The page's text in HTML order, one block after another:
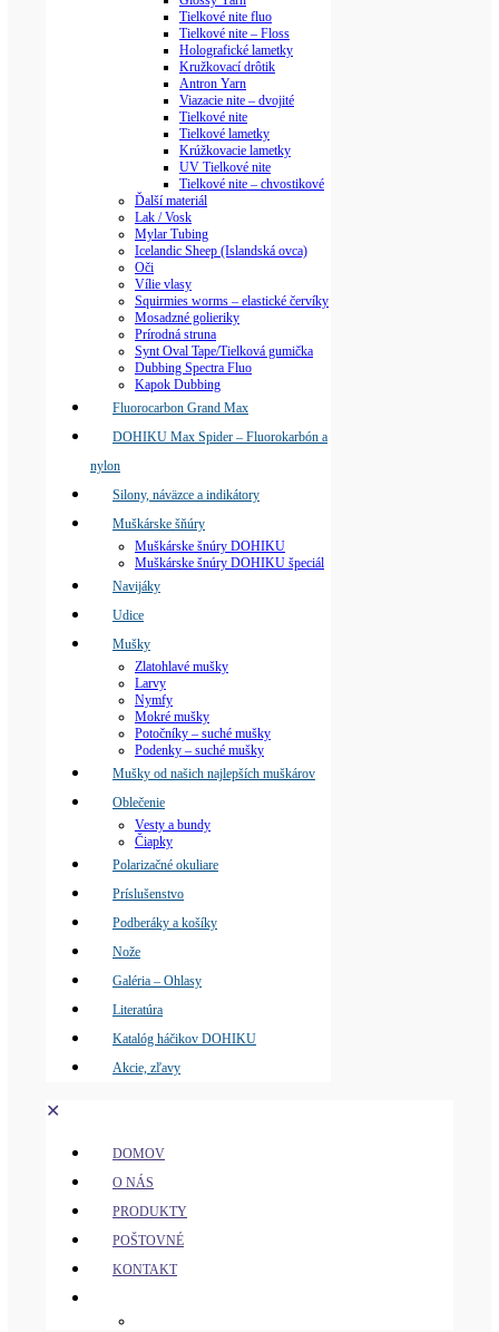
Tielkové nite fluo
Tielkové nite – Floss
Holografické lametky
Kružkovací drôtik
Antron Yarn
Viazacie nite – dvojité
Tielkové nite
Tielkové lametky
Krúžkovacie lametky
UV Tielkové nite
Tielkové nite – chvostikové
Ďalší materiál
Lak / Vosk
Mylar Tubing
Icelandic Sheep (Islandská ovca)
Oči
Vílie vlasy
Squirmies worms – elastické červíky
Mosadzné golieriky
Prírodná struna
Synt Oval Tape/Tielková gumička
Dubbing Spectra Fluo
Kapok Dubbing
Fluorocarbon Grand Max
DOHIKU Max Spider – Fluorokarbón a
nylon
Silony, náväzce a indikátory
Muškárske šňúry
Muškárske šnúry DOHIKU
Muškárske šnúry DOHIKU špeciál
Navijáky
Udice
Mušky
Zlatohlavé mušky
Larvy
Nymfy
Mokré mušky
Potočníky – suché mušky
Podenky – suché mušky
Mušky od našich najlepších muškárov
Oblečenie
Vesty a bundy
Čiapky
Polarizačné okuliare
Príslušenstvo
Podberáky a košíky
Nože
Galéria – Ohlasy
Literatúra
Katalóg háčikov DOHIKU
Akcie, zľavy
✕
DOMOV
O NÁS
PRODUKTY
POŠTOVNÉ
KONTAKT